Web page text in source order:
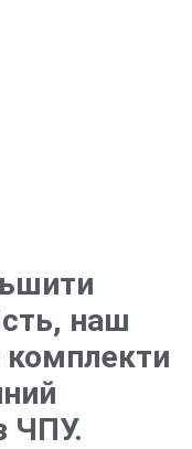
наш
комплекти
ЧПУ.